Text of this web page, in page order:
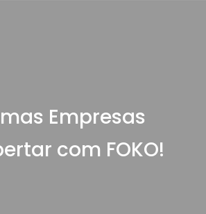
Empresas
com FOKO!